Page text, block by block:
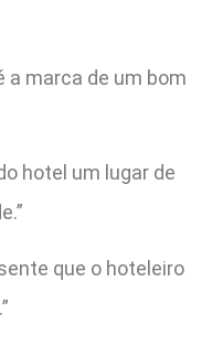
a marca de um bom
hotel um lugar de
que o hoteleiro